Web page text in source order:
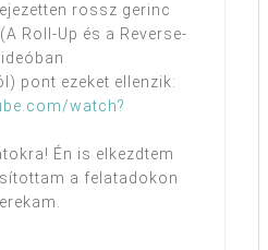
rossz gerinc
Roll-Up és a Reverse-
pont ezeket ellenzik:
watch?
Én is elkezdtem
a felatadokon